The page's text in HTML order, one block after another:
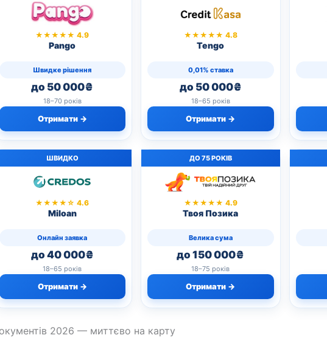
★★★★★ 4.9
Pango
Швидке рішення
до 50 000₴
18–70 років
Отримати →
★★★★★ 4.8
Tengo
0,01% ставка
до 50 000₴
18–65 років
Отримати →
ШВИДКО
★★★★☆ 4.6
Miloan
Онлайн заявка
до 40 000₴
18–65 років
Отримати →
ДО 75 РОКІВ
★★★★★ 4.9
Твоя Позика
Велика сума
до 150 000₴
18–75 років
Отримати →
2026 — миттєво на карту